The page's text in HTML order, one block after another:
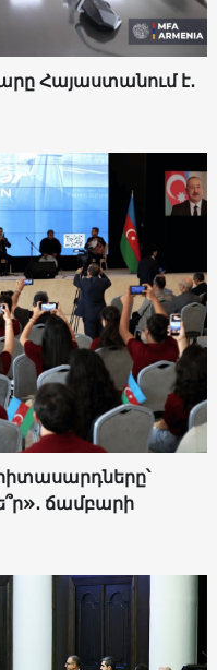
Հայաստանում է․
ճամբարի